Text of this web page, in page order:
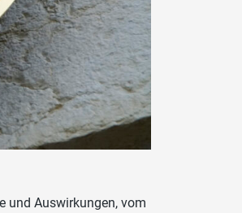
und Auswirkungen, vom